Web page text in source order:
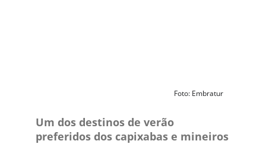
Um dos destinos de verão
preferidos dos capixabas e mineiros
Foto: Embratur